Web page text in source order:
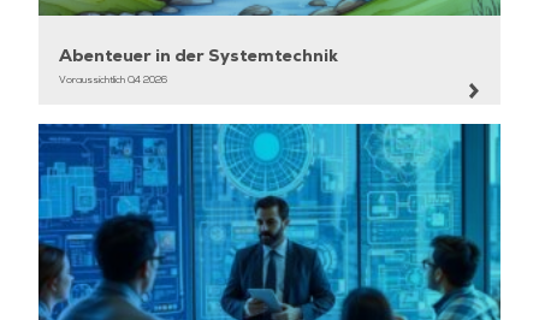
Abenteuer in der Systemtechnik
Voraussichtlich Q4 2026